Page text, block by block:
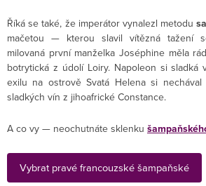
Říká se také, že imperátor vynalezl metodu
mačetou — kterou slavil vítězná tažení
milovaná první manželka Joséphine měla
botrytická z údolí Loiry. Napoleon si
exilu na ostrově Svatá Helena si
sladkých vín z jihoafrické Constance.
A co vy — neochutnáte sklenku
Vybrat pravé francouzské šampaňské